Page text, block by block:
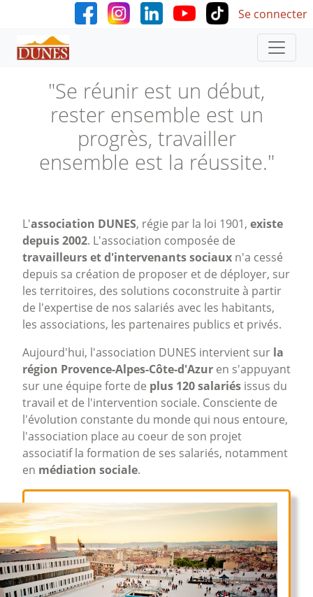
Aller au contenu principal User
Se connecter
"Se réunir est un début,
rester ensemble est un
progrès, travailler
ensemble est la réussite."
L'association DUNES, régie par la loi 1901, existe
depuis 2002. L'association composée de
travailleurs et d'intervenants sociaux n'a cessé
depuis sa création de proposer et de déployer, sur
les territoires, des solutions coconstruite à partir
de l'expertise de nos salariés avec les habitants,
les associations, les partenaires publics et privés.
Aujourd'hui, l'association DUNES intervient sur la
région Provence-Alpes-Côte-d'Azur en s'appuyant
sur une équipe forte de plus 120 salariés issus du
travail et de l'intervention sociale. Consciente de
l'évolution constante du monde qui nous entoure,
l'association place au coeur de son projet
associatif la formation de ses salariés, notamment
en médiation sociale.